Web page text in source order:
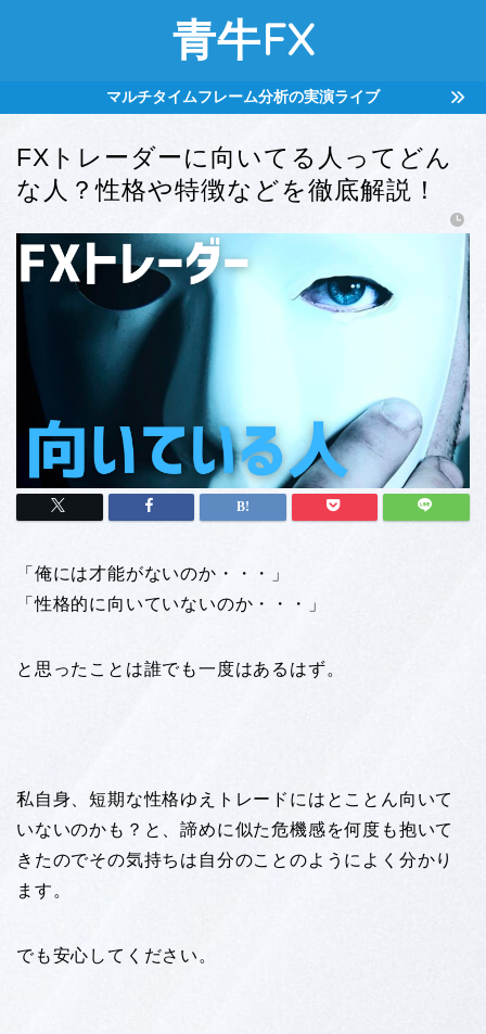
青牛FX
マルチタイムフレーム分析の実演ライブ
FXトレーダーに向いてる人ってどん
な人？性格や特徴などを徹底解説！
「俺には才能がないのか・・・」
「性格的に向いていないのか・・・」
と思ったことは誰でも一度はあるはず。
私自身、短期な性格ゆえトレードにはとことん向いて
いないのかも？と、諦めに似た危機感を何度も抱いて
きたのでその気持ちは自分のことのようによく分かり
ます。
でも安心してください。